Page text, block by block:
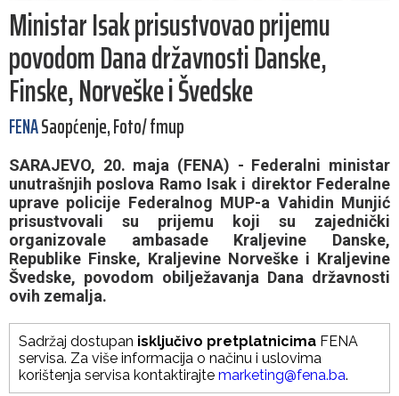
Ministar Isak prisustvovao prijemu
povodom Dana državnosti Danske,
Finske, Norveške i Švedske
FENASaopćenje, Foto/ fmup
SARAJEVO, 20. maja (FENA) - Federalni ministar
unutrašnjih poslova Ramo Isak i direktor Federalne
uprave policije Federalnog MUP-a Vahidin Munjić
prisustvovali su prijemu koji su zajednički
organizovale ambasade Kraljevine Danske,
Republike Finske, Kraljevine Norveške i Kraljevine
Švedske, povodom obilježavanja Dana državnosti
ovih zemalja.
Sadržaj dostupan isključivo pretplatnicima FENA
servisa. Za više informacija o načinu i uslovima
korištenja servisa kontaktirajte marketing@fena.ba.